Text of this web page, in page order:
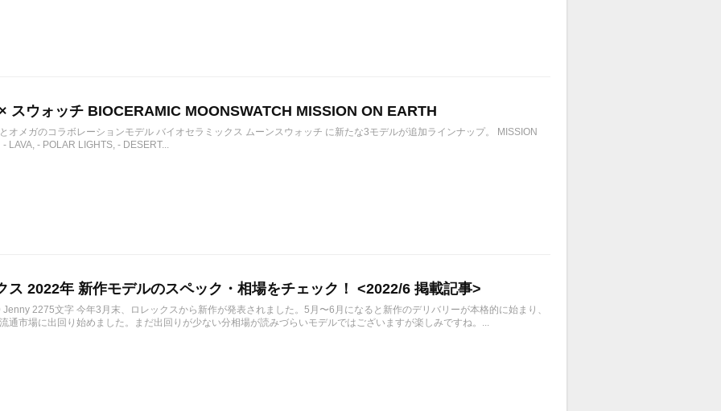
スウォッチ BIOCERAMIC MOONSWATCH MISSION ON EARTH
オメガのコラボレーションモデル バイオセラミックス ムーンスウォッチ に新たな3モデルが追加ラインナップ。 MISSION
LAVA, - POLAR LIGHTS, - DESERT...
ス 2022年 新作モデルのスペック・相場をチェック！ <2022/6 掲載記事>
2275文字 今年3月末、ロレックスから新作が発表されました。5月〜6月になると新作のデリバリーが本格的に始まり、
通市場に出回り始めました。まだ出回りが少ない分相場が読みづらいモデルではございますが楽しみですね。...